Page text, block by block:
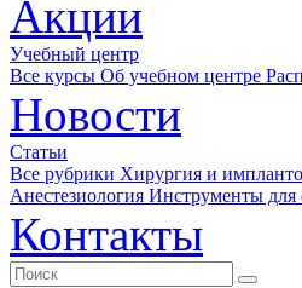
Акции
Учебный центр
Все курсы Об учебном центре
Новости
Статьи
Все рубрики Хирургия и
Анестезиология Инструменты для
Контакты